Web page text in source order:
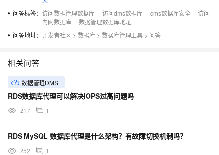
问答标签： 访问数据管理数据库 访问dms数据库 dms数据库安全
访问
内网数据库
数据管理数据库地址
问答地址： 开发者社区 > 数据库 > 数据库管理工具 > 问答
相关问答
数据管理DMS
RDS数据库代理可以解决IOPS过高问题吗
217 1
RDS MySQL 数据库代理是什么架构？有故障切换机制吗？
252 1